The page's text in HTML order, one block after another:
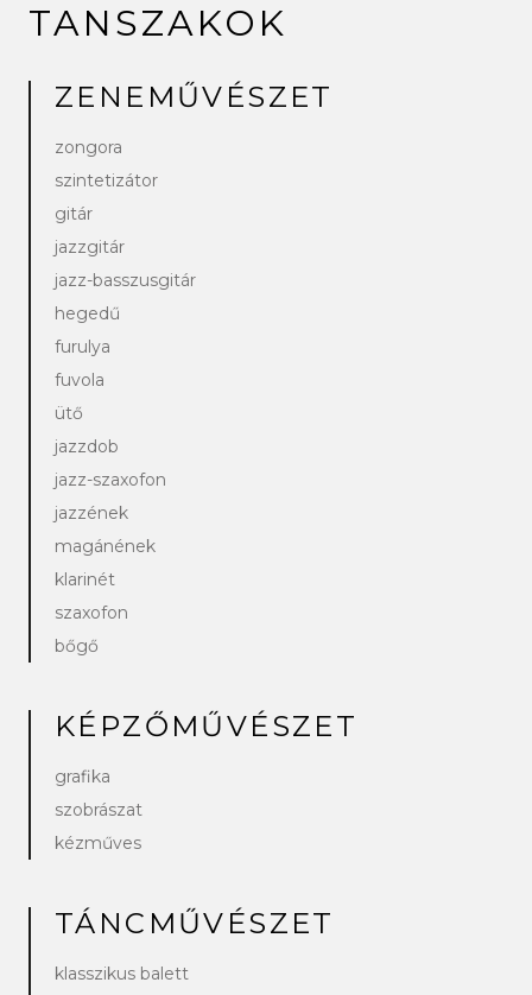
TANSZAKOK
ZENEMŰVÉSZET
zongora
szintetizátor
gitár
jazzgitár
jazz-basszusgitár
hegedű
furulya
fuvola
ütő
jazzdob
jazz-szaxofon
jazzének
magánének
klarinét
szaxofon
bőgő
KÉPZŐMŰVÉSZET
grafika
szobrászat
kézműves
TÁNCMŰVÉSZET
klasszikus balett